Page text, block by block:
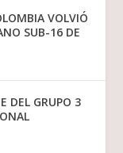
VOLVIÓ
SUB-16 DE
DEL GRUPO 3